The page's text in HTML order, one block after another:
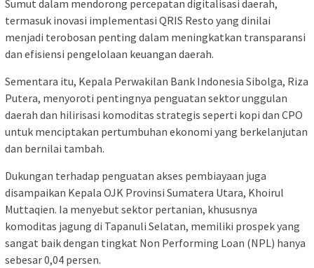
Sumut dalam mendorong percepatan digitalisasi daerah,
termasuk inovasi implementasi QRIS Resto yang dinilai
menjadi terobosan penting dalam meningkatkan transparansi
dan efisiensi pengelolaan keuangan daerah.
Sementara itu, Kepala Perwakilan Bank Indonesia Sibolga, Riza
Putera, menyoroti pentingnya penguatan sektor unggulan
daerah dan hilirisasi komoditas strategis seperti kopi dan CPO
untuk menciptakan pertumbuhan ekonomi yang berkelanjutan
dan bernilai tambah.
Dukungan terhadap penguatan akses pembiayaan juga
disampaikan Kepala OJK Provinsi Sumatera Utara, Khoirul
Muttaqien. Ia menyebut sektor pertanian, khususnya
komoditas jagung di Tapanuli Selatan, memiliki prospek yang
sangat baik dengan tingkat Non Performing Loan (NPL) hanya
sebesar 0,04 persen.